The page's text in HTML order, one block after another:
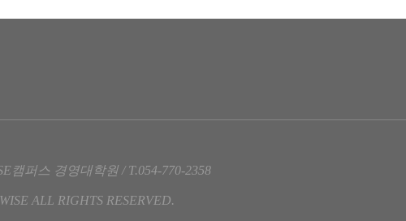
캠퍼스 경영대학원 / T.054-770-2358
ALL RIGHTS RESERVED.